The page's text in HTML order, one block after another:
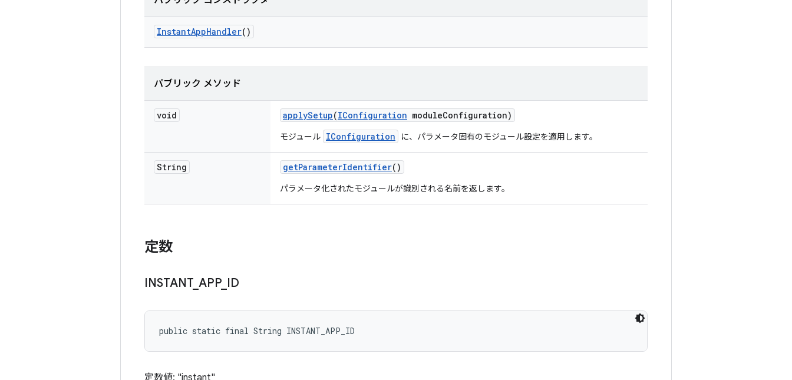
InstantAppHandler()
パブリック メソッド
void applySetup(IConfiguration moduleConfiguration)
モジュール IConfiguration に、パラメータ固有のモジュール設定を適用します。
String getParameterIdentifier()
パラメータ化されたモジュールが識別される名前を返します。
定数
INSTANT_ APP_ ID
public static final String INSTANT_APP_ID
定数値: "instant"